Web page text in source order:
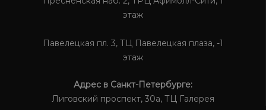
этаж
Павелецкая пл. 3, ТЦ Павелецкая плаза, -1
этаж
Адрес в Санкт-Петербурге:
Лиговский проспект, 30а, ТЦ Галерея